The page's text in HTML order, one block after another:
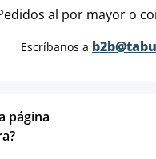
al por mayor o
Escríbanos a
página